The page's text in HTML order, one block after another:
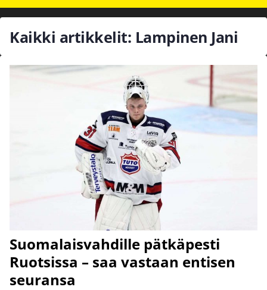
Kaikki artikkelit: Lampinen Jani
Suomalaisvahdille pätkäpesti
Ruotsissa – saa vastaan entisen
seuransa